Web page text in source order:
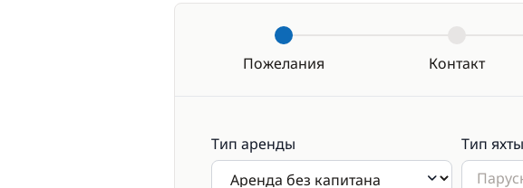
Пожелания Контакт
Тип аренды Тип